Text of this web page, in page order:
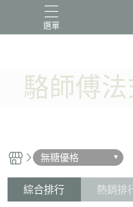
選單
駱師傅
無糖優格
綜合排行 熱銷排